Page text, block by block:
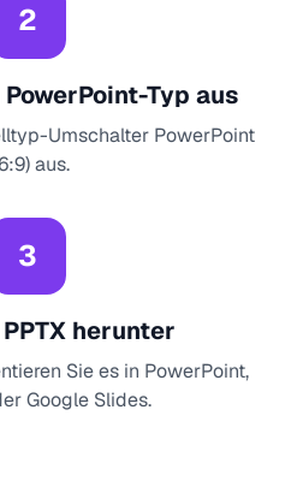
2
Typ aus
Umschalter PowerPoint
aus.
3
herunter
Sie es in PowerPoint,
Google Slides.